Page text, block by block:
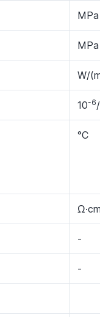
MPa
MPa
W/
10-6
°C
Ω·cm
-
-